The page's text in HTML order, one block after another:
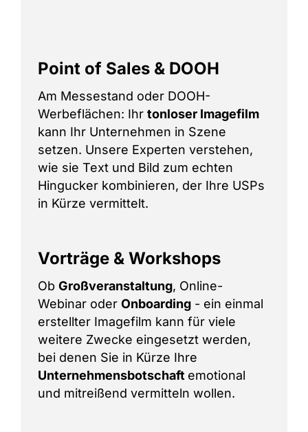
Point of Sales & DOOH
Am Messestand oder DOOH-
Werbeflächen: Ihr tonloser Imagefilm
kann Ihr Unternehmen in Szene
setzen. Unsere Experten verstehen,
wie sie Text und Bild zum echten
Hingucker kombinieren, der Ihre USPs
in Kürze vermittelt.
Vorträge & Workshops
Ob Großveranstaltung, Online-
Webinar oder Onboarding- ein einmal
erstellter Imagefilm kann für viele
weitere Zwecke eingesetzt werden,
bei denen Sie in Kürze Ihre
Unternehmensbotschaft emotional
und mitreißend vermitteln wollen.